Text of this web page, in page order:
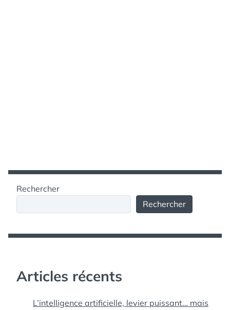
Rechercher
Rechercher
Articles récents
L’intelligence artificielle, levier puissant… mais